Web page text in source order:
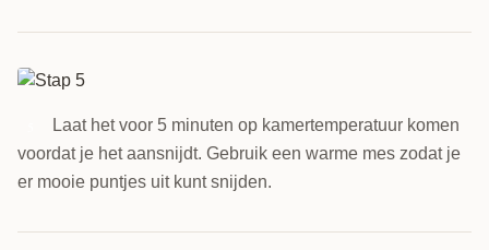
Laat het voor 5 minuten op kamertemperatuur komen
voordat je het aansnijdt. Gebruik een warme mes zodat je
er mooie puntjes uit kunt snijden.